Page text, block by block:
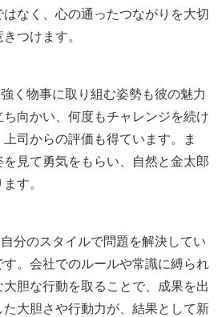
なく、心の通ったつながりを大切
つけます。
く物事に取り組む姿勢も彼の魅力
向かい、何度もチャレンジを続け
司からの評価も得ています。ま
見て勇気をもらい、自然と金太郎
す。
分のスタイルで問題を解決してい
す。会社でのルールや常識に縛られ
胆な行動を取ることで、成果を出
大胆さや行動力が、結果として新